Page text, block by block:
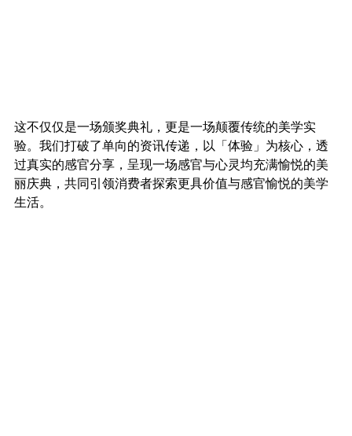
这不仅仅是一场颁奖典礼，更是一场颠覆传统的美学实
验。我们打破了单向的资讯传递，以「体验」为核心，透
过真实的感官分享，呈现一场感官与心灵均充满愉悦的美
丽庆典，共同引领消费者探索更具价值与感官愉悦的美学
生活。